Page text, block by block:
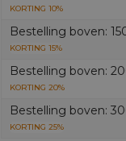
KORTING 10%
Bestelling boven:
KORTING 15%
Bestelling boven:
KORTING 20%
Bestelling boven:
KORTING 25%